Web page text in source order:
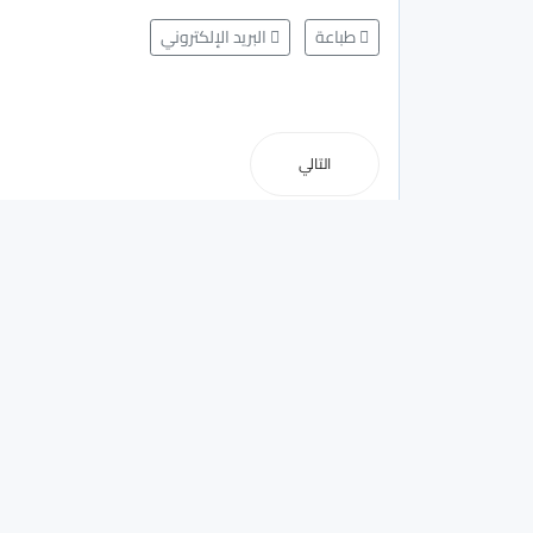
طباعة البريد الإلكتروني
التالي